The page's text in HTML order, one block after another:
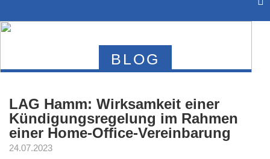
BLOG
LAG Hamm: Wirksamkeit einer
Kündigungsregelung im Rahmen
einer Home-Office-Vereinbarung
24.07.2023